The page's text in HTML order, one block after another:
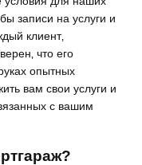
записи на услуги и
клиент‚
что его
опытных
вам свои услуги и
с вашим